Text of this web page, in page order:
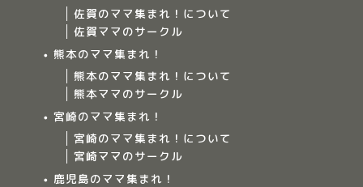
佐賀のママ集まれ！について
佐賀ママのサークル
熊本のママ集まれ！
熊本のママ集まれ！について
熊本ママのサークル
宮崎のママ集まれ！
宮崎のママ集まれ！について
宮崎ママのサークル
鹿児島のママ集まれ！
ママ集まれ！について
ママ集まれ！スタッフ